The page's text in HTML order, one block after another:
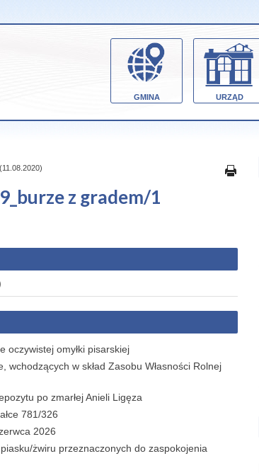
GMINA URZĄD
z gradem/1
oczywistej omyłki pisarskiej
w skład Zasobu Własności Rolnej
po zmarłej Anieli Ligęza
781/326
2026
żwiru przeznaczonych do zaspokojenia